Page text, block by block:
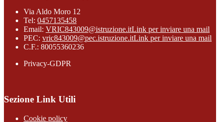
Via Aldo Moro 12
Tel: 0457135458
Email: VRIC843009@istruzione.itLink per inviare una mail
PEC: vric843009@pec.istruzione.itLink per inviare una mail
C.F.: 80055360236
Privacy-GDPR
Sezione Link Utili
Cookie policy